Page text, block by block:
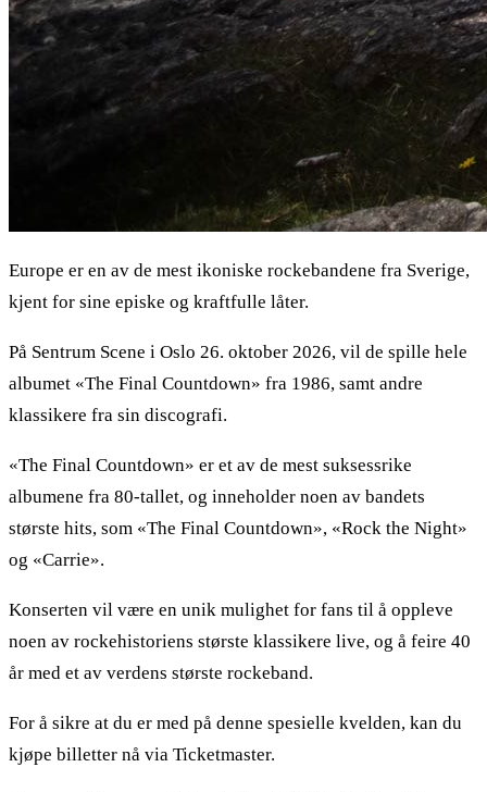
Europe er en av de mest ikoniske rockebandene fra Sverige,
kjent for sine episke og kraftfulle låter.
På Sentrum Scene i Oslo 26. oktober 2026, vil de spille hele
albumet «The Final Countdown» fra 1986, samt andre
klassikere fra sin discografi.
«The Final Countdown» er et av de mest suksessrike
albumene fra 80-tallet, og inneholder noen av bandets
største hits, som «The Final Countdown», «Rock the Night»
og «Carrie».
Konserten vil være en unik mulighet for fans til å oppleve
noen av rockehistoriens største klassikere live, og å feire 40
år med et av verdens største rockeband.
For å sikre at du er med på denne spesielle kvelden, kan du
kjøpe billetter nå via Ticketmaster.